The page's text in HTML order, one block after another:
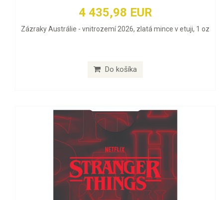
4 435,98 EUR
Zázraky Austrálie - vnitrozemí 2026, zlatá mince v etuji, 1 oz
Do košíka